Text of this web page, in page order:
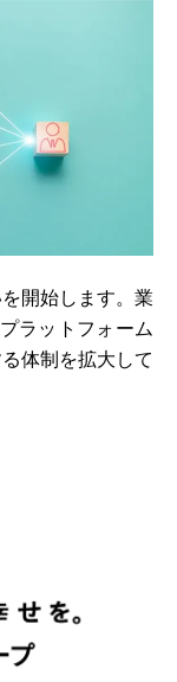
開始します。業
ラットフォーム
体制を拡大して